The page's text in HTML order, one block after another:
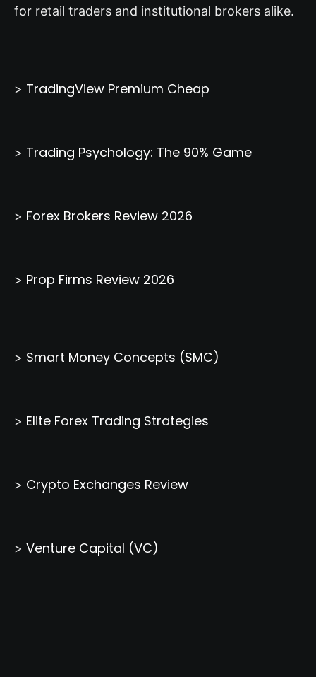
for retail traders and institutional brokers alike.
> TradingView Premium Cheap
> Trading Psychology: The 90% Game
> Forex Brokers Review 2026
> Prop Firms Review 2026
> Smart Money Concepts (SMC)
> Elite Forex Trading Strategies
> Crypto Exchanges Review
> Venture Capital (VC)